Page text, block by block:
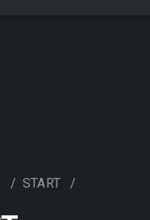
/ START /